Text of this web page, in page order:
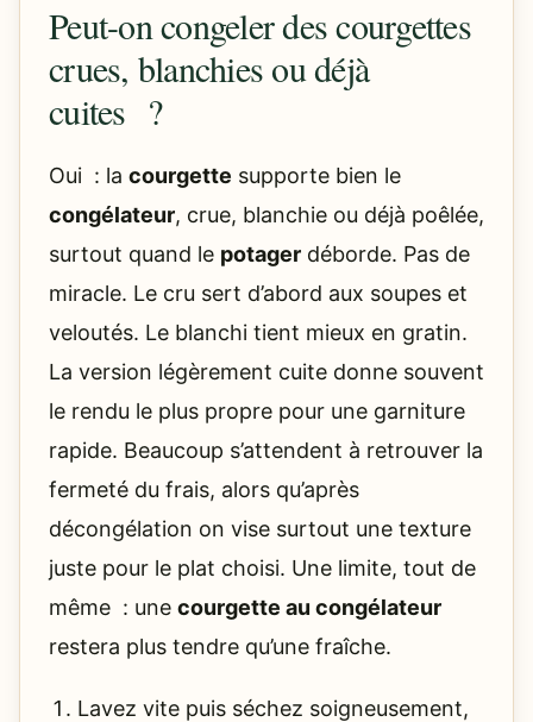
Peut-on congeler des courgettes
crues, blanchies ou déjà
cuites ?
Oui : la courgette supporte bien le
congélateur, crue, blanchie ou déjà poêlée,
surtout quand le potager déborde. Pas de
miracle. Le cru sert d’abord aux soupes et
veloutés. Le blanchi tient mieux en gratin.
La version légèrement cuite donne souvent
le rendu le plus propre pour une garniture
rapide. Beaucoup s’attendent à retrouver la
fermeté du frais, alors qu’après
décongélation on vise surtout une texture
juste pour le plat choisi. Une limite, tout de
même : une courgette au congélateur
restera plus tendre qu’une fraîche.
Lavez vite puis séchez soigneusement,